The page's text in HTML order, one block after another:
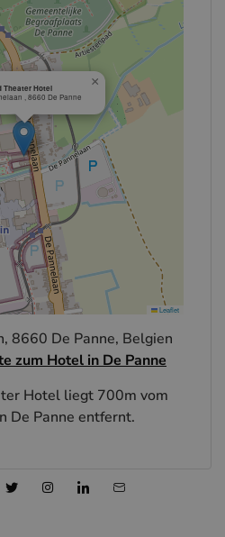
Theater Hotel
, 8660 De Panne
×
Leaflet
8660 De Panne, Belgien
zum Hotel in De Panne
Hotel liegt 700m vom
De Panne entfernt.